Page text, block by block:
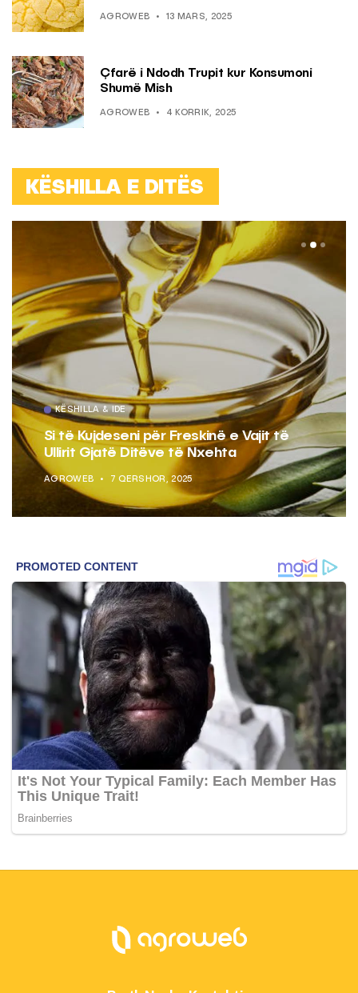
AGROWEB 13 MARS, 2025
Çfarë i Ndodh Trupit kur Konsumoni
Shumë Mish
AGROWEB 4 KORRIK, 2025
KËSHILLA E DITËS
KËSHILLA & IDE
Si të Kujdeseni për Freskinë e Vajit të
Ullirit Gjatë Ditëve të Nxehta
AGROWEB 7 QERSHOR, 2025